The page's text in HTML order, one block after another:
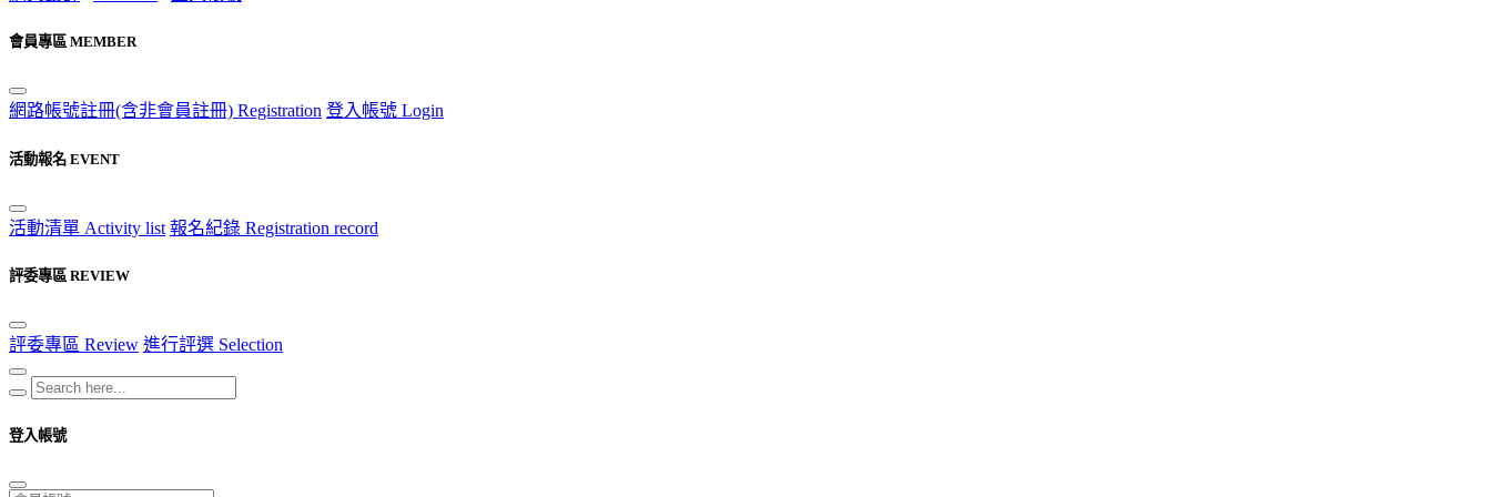
會員專區 MEMBER
網路帳號註冊(含非會員註冊) Registration 登入帳號 Login
活動報名 EVENT
活動清單 Activity list 報名紀錄 Registration record
評委專區 REVIEW
評委專區 Review 進行評選 Selection
登入帳號